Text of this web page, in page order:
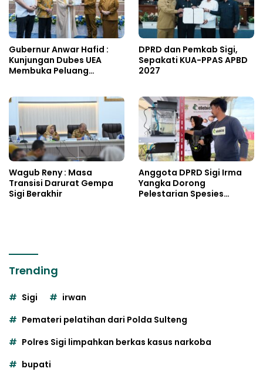
Gubernur Anwar Hafid :
Kunjungan Dubes UEA
Membuka Peluang
DPRD dan Pemkab Sigi,
Sepakati KUA-PPAS APBD
2027
Wagub Reny : Masa
Transisi Darurat Gempa
Sigi Berakhir
Anggota DPRD Sigi Irma
Yangka Dorong
Pelestarian Spesies
Trending
Sigi
irwan
Pemateri pelatihan dari Polda Sulteng
Polres Sigi limpahkan berkas kasus narkoba
bupati